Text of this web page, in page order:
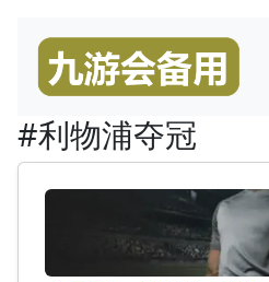
#利物浦夺冠